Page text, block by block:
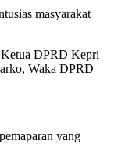
masyarakat
Ketua DPRD Kepri
Waka DPRD
yang